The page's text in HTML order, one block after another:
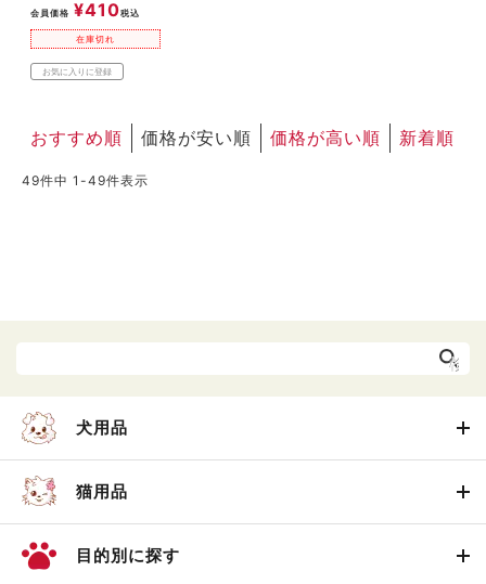
会員価格 ¥410税込
在庫切れ
お気に入りに登録
おすすめ順 価格が安い順 価格が高い順 新着順
49件中 1 -49件表示
犬用品
猫用品
目的別に探す